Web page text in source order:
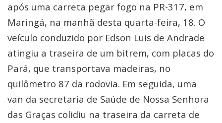
após uma carreta pegar fogo na PR-317, em
Maringá, na manhã desta quarta-feira, 18. O
veículo conduzido por Edson Luis de Andrade
atingiu a traseira de um bitrem, com placas do
Pará, que transportava madeiras, no
quilômetro 87 da rodovia. Em seguida, uma
van da secretaria de Saúde de Nossa Senhora
das Graças colidiu na traseira da carreta de